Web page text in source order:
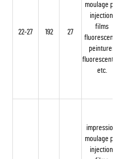
22-27 192 27
moulage par
injection,
films
fluorescents,
peintures
etc.
impression,
moulage par
injection,